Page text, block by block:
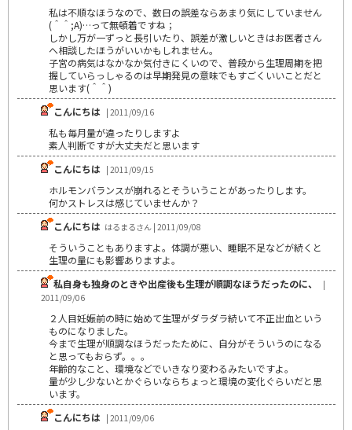
私は不順なほうなので、数日の誤差ならあまり気にしていません
(＾＾;A)…って無頓着ですね；
しかし万が一ずっと長引いたり、誤差が激しいときはお医者さん
へ相談したほうがいいかもしれません。
子宮の病気はなかなか気付きにくいので、普段から生理周期を把
握していらっしゃるのは早期発見の意味でもすごくいいことだと
思います(＾＾)
こんにちは | 2011/09/16
私も毎月量が違ったりしますよ
素人判断ですが大丈夫だと思います
こんにちは | 2011/09/15
ホルモンバランスが崩れるとそういうことがあったりします。
何かストレスは感じていませんか？
こんにちは はるまるさん | 2011/09/08
そういうこともありますよ。体調が悪い、睡眠不足などが続くと
生理の量にも影響ありますよ。
私自身も独身のときや出産後も生理が順調なほうだったのに、
|
2011/09/06
２人目妊娠前の時に始めて生理がダラダラ続いて不正出血という
ものになりました。
今まで生理が順調なほうだったために、自分がそういうのになる
と思ってもおらず。。。
年齢的なこと、環境などでいきなり変わるみたいですよ。
量が少し少ないとかぐらいならちょっと環境の変化ぐらいだと思
います。
こんにちは | 2011/09/06